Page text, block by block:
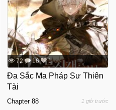
72 16 1
Đa Sắc Ma Pháp Sư Thiên
Tài
Chapter 88 1 giờ trước